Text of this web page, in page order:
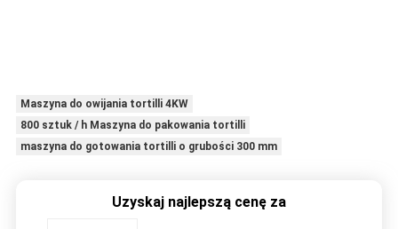
Maszyna do owijania tortilli 4KW
800 sztuk / h Maszyna do pakowania tortilli
maszyna do gotowania tortilli o grubości 300 mm
Uzyskaj najlepszą cenę za